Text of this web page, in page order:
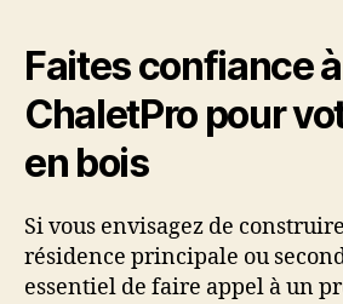
Faites confiance à
ChaletPro pour
en bois
Si vous envisagez de
résidence principale ou
essentiel de faire appel à un